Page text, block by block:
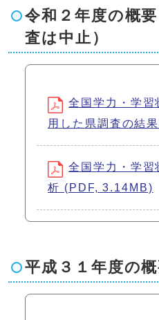
令和２年度の概
査は中止）
全国学力・学習
用した県調査の結
全国学力・学習
析 (PDF, 3.14MB)
平成３１年度の